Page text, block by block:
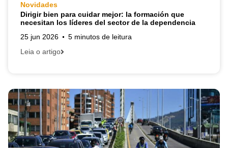
Novidades
Dirigir bien para cuidar mejor: la formación que
necesitan los líderes del sector de la dependencia
25 jun 2026
5 minutos de leitura
Leia o artigo